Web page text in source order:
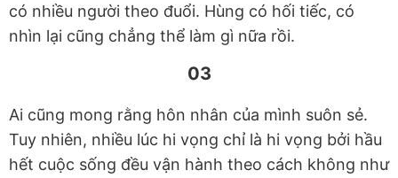
có nhiều người theo đuổi. Hùng có hối tiếc, có
nhìn lại cũng chẳng thể làm gì nữa rồi.
03
Ai cũng mong rằng hôn nhân của mình suôn sẻ.
Tuy nhiên, nhiều lúc hi vọng chỉ là hi vọng bởi hầu
hết cuộc sống đều vận hành theo cách không như